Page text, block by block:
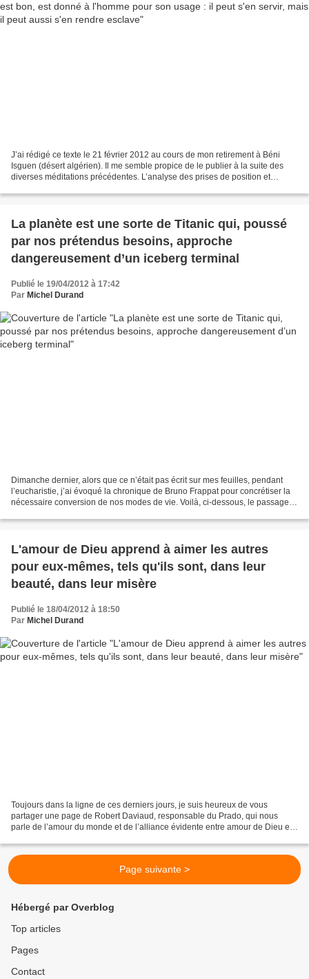
J’ai rédigé ce texte le 21 février 2012 au cours de mon retirement à Béni
Isguen (désert algérien). Il me semble propice de le publier à la suite des
diverses méditations précédentes. L’analyse des prises de position et
La planète est une sorte de Titanic qui, poussé
par nos prétendus besoins, approche
dangereusement d’un iceberg terminal
Publié le 19/04/2012 à 17:42
Par Michel Durand
Dimanche dernier, alors que ce n’était pas écrit sur mes feuilles, pendant
l’eucharistie, j’ai évoqué la chronique de Bruno Frappat pour concrétiser la
nécessaire conversion de nos modes de vie. Voilà, ci-dessous, le passage
L'amour de Dieu apprend à aimer les autres
pour eux-mêmes, tels qu'ils sont, dans leur
beauté, dans leur misère
Publié le 18/04/2012 à 18:50
Par Michel Durand
Toujours dans la ligne de ces derniers jours, je suis heureux de vous
partager une page de Robert Daviaud, responsable du Prado, qui nous
parle de l’amour du monde et de l’alliance évidente entre amour de Dieu et
Page suivante >
Hébergé par Overblog
Top articles
Pages
Contact